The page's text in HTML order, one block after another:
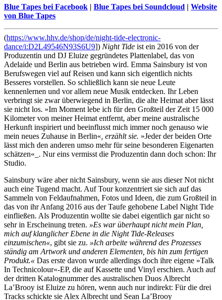
Blue Tapes bei Facebook | Blue Tapes bei Soundcloud | Website
von Blue Tapes
(https://www.hhv.de/shop/de/night-tide-electronic-
dance/i:D2L49546N93S6U9]) Night Tide ist ein 2016 von der
Produzentin und DJ Eluize gegründetes Plattenlabel, das von
Adelaide und Berlin aus betrieben wird. Emma Sainsbury ist von
Berufswegen viel auf Reisen und kann sich eigentlich nichts
Besseres vorstellen. So schließlich kann sie neue Leute
kennenlernen und vor allem neue Musik entdecken. Ihr Leben
verbringt sie zwar überwiegend in Berlin, die alte Heimat aber lässt
sie nicht los. »Im Moment lebe ich für den Großteil der Zeit 15 000
Kilometer von meiner Heimat entfernt, aber meine australische
Herkunft inspiriert und beeinflusst mich immer noch genauso wie
mein neues Zuhause in Berlin« , erzählt sie. »Jeder der beiden Orte
lässt mich den anderen umso mehr für seine besonderen Eigenarten
schätzen«_. Nur eins vermisst die Produzentin dann doch schon: Ihr
Studio.
Sainsbury wäre aber nicht Sainsbury, wenn sie aus dieser Not nicht
auch eine Tugend macht. Auf Tour konzentriert sie sich auf das
Sammeln von Feldaufnahmen, Fotos und Ideen, die zum Großteil in
das von ihr Anfang 2016 aus der Taufe gehobene Label Night Tide
einfließen. Als Produzentin wollte sie dabei eigentlich gar nicht so
sehr in Erscheinung treten. »Es war überhaupt nicht mein Plan,
mich auf klanglicher Ebene in die Night Tide-Releases
einzumischen«, gibt sie zu. »Ich arbeite während des Prozesses
ständig am Artwork und anderen Elementen, bis hin zum fertigen
Produkt.« Das erste davon wurde allerdings doch ihre eigene »Talk
In Technicolour«-EP, die auf Kassette und Vinyl erschien. Auch auf
der dritten Katalognummer des australischen Duos Albrecht
La’Brooy ist Eluize zu hören, wenn auch nur indirekt: Für die drei
Tracks schickte sie Alex Albrecht und Sean La’Brooy